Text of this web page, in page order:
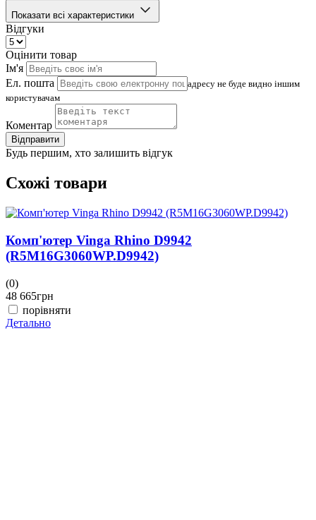
Показати всі характеристики
Відгуки
Оцінити товар
Ім'я
Ел. пошта
адресу не буде видно іншим
користувачам
Коментар
Відправити
Будь першим, хто залишить відгук
Схожі товари
Комп'ютер Vinga Rhino D9942
(R5M16G3060WP.D9942)
(0)
48 665грн
порівняти
Детально